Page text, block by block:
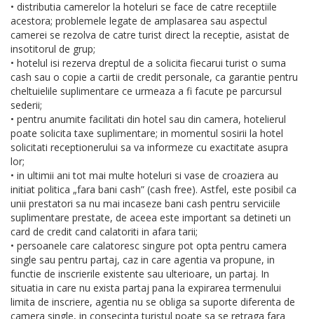
• distributia camerelor la hoteluri se face de catre receptiile
acestora; problemele legate de amplasarea sau aspectul
camerei se rezolva de catre turist direct la receptie, asistat de
insotitorul de grup;
• hotelul isi rezerva dreptul de a solicita fiecarui turist o suma
cash sau o copie a cartii de credit personale, ca garantie pentru
cheltuielile suplimentare ce urmeaza a fi facute pe parcursul
sederii;
• pentru anumite facilitati din hotel sau din camera, hotelierul
poate solicita taxe suplimentare; in momentul sosirii la hotel
solicitati receptionerului sa va informeze cu exactitate asupra
lor;
• in ultimii ani tot mai multe hoteluri si vase de croaziera au
initiat politica „fara bani cash” (cash free). Astfel, este posibil ca
unii prestatori sa nu mai incaseze bani cash pentru serviciile
suplimentare prestate, de aceea este important sa detineti un
card de credit cand calatoriti in afara tarii;
• persoanele care calatoresc singure pot opta pentru camera
single sau pentru partaj, caz in care agentia va propune, in
functie de inscrierile existente sau ulterioare, un partaj. In
situatia in care nu exista partaj pana la expirarea termenului
limita de inscriere, agentia nu se obliga sa suporte diferenta de
camera single, in consecinta turistul poate sa se retraga fara